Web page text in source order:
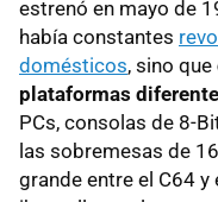
estrenó en mayo de
había constantes
domésticos, sino que
plataformas
PCs, consolas de 8-
las sobremesas de
grande entre el C64